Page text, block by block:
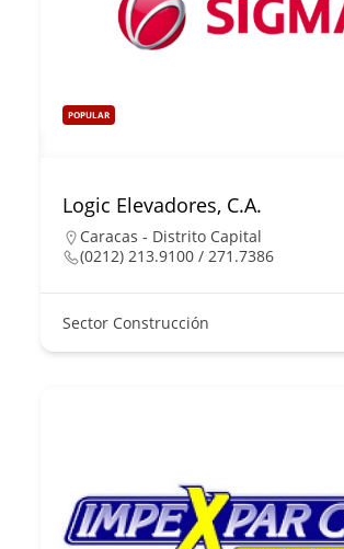
POPULAR
Logic Elevadores, C.A.
Caracas - Distrito Capital
(0212) 213.9100 / 271.7386
Sector Construcción